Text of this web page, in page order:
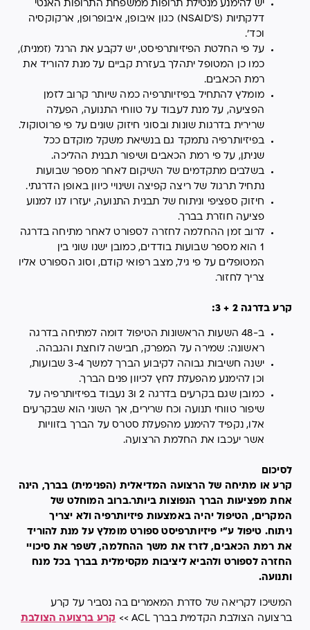
יש להימנע מנטילת תרופות ממשפחת התרופות האנטי
דלקתיות (NSAID'S) כגון איבופן, איבופרופן, ארקוקסיה
וכד'.
על פי החלטת הפיזיותרפיסט, יש לקבע את הרגל (זמנית),
כמו כן המטופל יתהלך בעזרת קביים על מנת להוריד את
רמת הכאבים.
מומלץ להתחיל בפיזיותרפיה כמה שיותר קרוב לזמן
הפציעה, על מנת לעבוד על טווחי התנועה, הפעלה
שרירית בדרגות שונות ובסוגי חיזוק שונים על פי פרוטוקול.
בפיזיותרפיה נתמקד גם בנשיאת משקל מוקדם ככל
שניתן, על פי רמת הכאבים ושיפור תבנית ההליכה.
בשלבים מתקדמים של השיקום לאחר מספר שבועות
נתחיל תרגול של ריצה קפיצה ושינויי כיוון באופן הדרגתי.
חיזוק ספציפי וניתוח של תבנית התנועה, יעזרו לנו למנוע
פציעה חוזרת בברך.
לרוב זמן ההחלמה לחזרה לספורט לאחר מתיחה בדרגה
1 הוא מספר שבועות בודדים, כמובן ישנו שוני בין
המטופלים על פי גיל, מצב רפואי קודם, וסוג הספורט אליו
צריך לחזור.
קרע בדרגה 2 + 3:
ב-48 השעות הראשונות הטיפול דומה למתיחה בדרגה
ראשונה: שמירה על המפרק, חבישה לוחצת והגבהה.
ישנה חשיבות גבוהה לקיבוע הברך למשך 3-4 שבועות,
וכן להימנע מהפעלת לחץ לכיוון פנים הברך.
כמובן שגם בקרעים בדרגה 2 ו3 נעבוד בפיזיותרפיה על
שיפור טווחי תנועה וכח שרירים, אך השוני הוא שבקרעים
אלו, נקפיד להימנע מהפעלת סטרס על הברך בזוויות
אשר יעכבו את החלמת הרצועה.
לסיכום
קרע או מתיחה של הרצועה המדיאלית (הפנימית) בברך, הינה
אחת מפציעות הברך הנפוצות ביותר.ברוב המוחלט של
המקרים, הטיפול יהיה באמצעות פיזיותרפיה ולא יצריך
ניתוח. טיפול ע"י פיזיותרפיסט ספורט מומלץ על מנת להוריד
את רמת הכאבים, לזרז את משך ההחלמה, לשפר את סיכויי
החזרה לספורט ולהביא ליציבות מקסימלית בברך בכל מנח
ותנועה.
המשיכו לקריאה של סדרת המאמרים בה נסביר על קרע
ברצועה הצולבת הקדמית בברך ACL >>
קרע ברצועה הצולבת